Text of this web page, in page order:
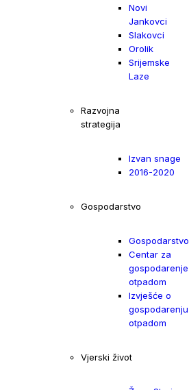
Novi
Jankovci
Slakovci
Orolik
Srijemske
Laze
Razvojna
strategija
Izvan snage
2016-2020
Gospodarstvo
Gospodarstvo
Centar za
gospodarenje
otpadom
Izvješće o
gospodarenju
otpadom
Vjerski život